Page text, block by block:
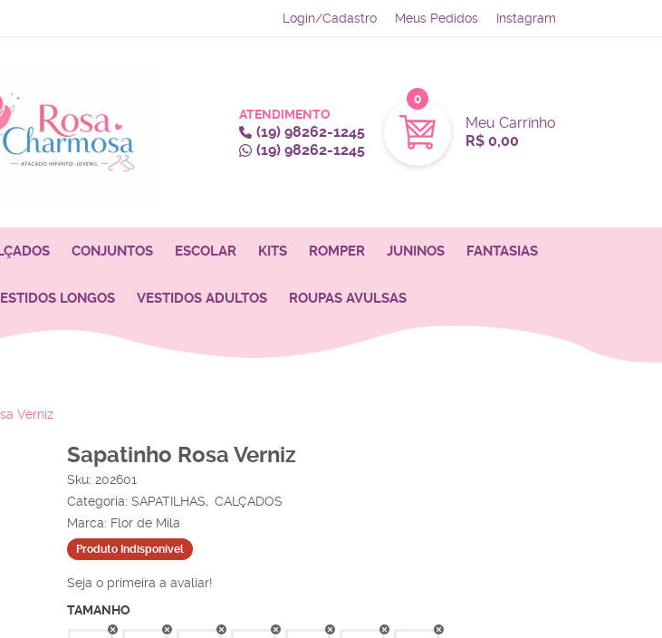
Login/Cadastro Meus Pedidos Instagram
ATENDIMENTO
(19)98262-1245
(19)98262-1245
Meu Carrinho
0
R$ 0,00
CONJUNTOS ESCOLAR KITS ROMPER JUNINOS FANTASIAS
LONGOS VESTIDOS ADULTOS ROUPAS AVULSAS
Verniz
Sapatinho Rosa Verniz
Sku: 202601
Categoria: SAPATILHAS
CALÇADOS
Marca: Flor de Mila
Produto Indisponível
Seja o primeira a avaliar!
TAMANHO